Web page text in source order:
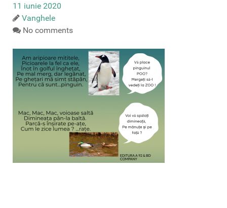
11 iunie 2020
Vanghele
No comments